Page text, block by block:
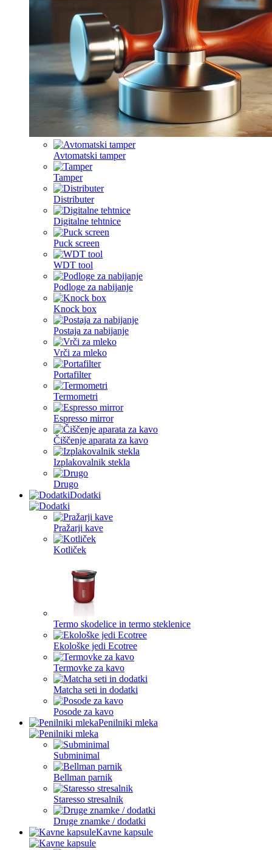
Avtomatski tamper
Tamper
Distributer
Digitalne tehtnice
Puck screen
WDT tool
Podloge za nabijanje
Knock box
Postaja za nabijanje
Vrči za mleko
Portafilter
Termometri
Espresso mirror
Čiščenje aparata za kavo
Izplakovalnik stekla
Drugo
Dodatki
Pražarji kave
Kotliček
Termo skodelice in termo steklenice
Ekološke jedi Ecotree
Termovke za kavo
Matcha seti in dodatki
Posode za kavo
Penilniki mleka
Subminimal
Bellman parnik
Staresso stresalnik
Druge znamke / dodatki
Kavne kapsule